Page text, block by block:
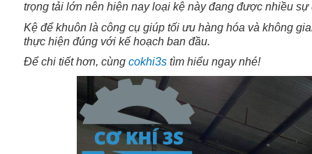
trọng tải lớn nên hiện nay loại kệ này đang được nhiều
Kệ để khuôn là công cụ giúp tối ưu hàng hóa và không
thực hiện đúng với kế hoạch ban đầu.
Để chi tiết hơn, cùng cokhi3s tìm hiểu ngay nhé!